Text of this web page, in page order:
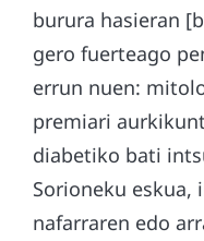
burura hasieran
gero fuerteago
errun nuen:
premiari
diabetiko bati
Sorioneku eskua,
nafarraren edo